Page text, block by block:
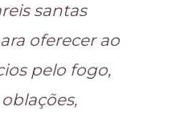
santas
oferecer ao
pelo fogo,